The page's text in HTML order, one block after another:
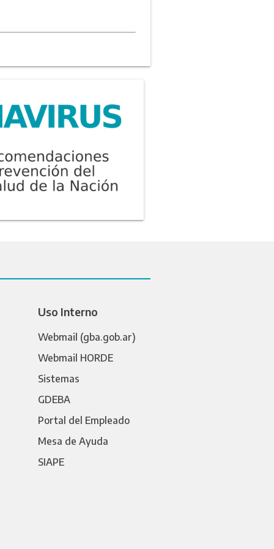
Uso Interno
Webmail (gba.gob.ar)
Webmail HORDE
Sistemas
GDEBA
Portal del Empleado
Mesa de Ayuda
SIAPE